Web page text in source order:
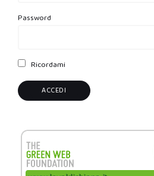
Password
Ricordami